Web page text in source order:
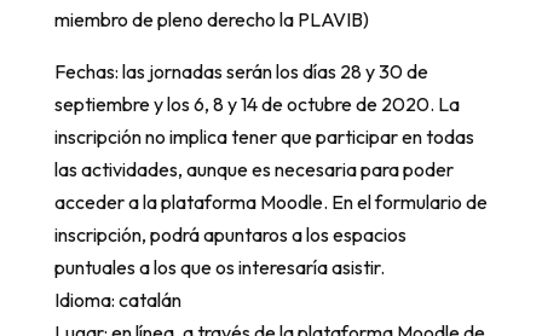
miembro de pleno derecho la PLAVIB)
Fechas: las jornadas serán los días 28 y 30 de
septiembre y los 6, 8 y 14 de octubre de 2020. La
inscripción no implica tener que participar en todas
las actividades, aunque es necesaria para poder
acceder a la plataforma Moodle. En el formulario de
inscripción, podrá apuntaros a los espacios
puntuales a los que os interesaría asistir.
Idioma: catalán